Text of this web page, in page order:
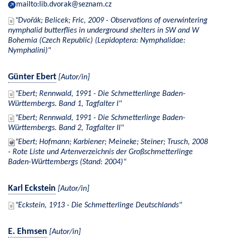
mailto:lib.dvorak@seznam.cz
Dvořák; Belicek; Fric, 2009 - Observations of overwintering
nymphalid butterflies in underground shelters in SW and W
Bohemia (Czech Republic) (Lepidoptera: Nymphalidae:
Nymphalini)
Günter Ebert [Autor/in]
Ebert; Rennwald, 1991 - Die Schmetterlinge Baden-
Württembergs. Band 1, Tagfalter I
Ebert; Rennwald, 1991 - Die Schmetterlinge Baden-
Württembergs. Band 2, Tagfalter II
Ebert; Hofmann; Karbiener; Meineke; Steiner; Trusch, 2008
- Rote Liste und Artenverzeichnis der Großschmetterlinge
Baden-Württembergs (Stand: 2004)
Karl Eckstein [Autor/in]
Eckstein, 1913 - Die Schmetterlinge Deutschlands
E. Ehmsen [Autor/in]